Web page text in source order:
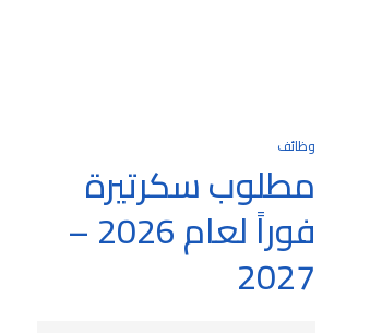
وظائف
مطلوب سكرتيرة
فوراً لعام 2026 –
2027